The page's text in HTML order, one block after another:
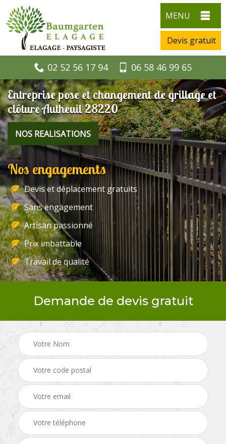
MENU
Devis gratuit
02 52 56 17 94 06 58 46 99 65
Entreprise pose et changement de grillage et
clôture Autheuil 28220
NOS REALISATIONS
Nos engagements
Devis et déplacement gratuits
Sans engagement
Artisan passionné
Prix imbattable
Travail de qualité
Demande de devis gratuit